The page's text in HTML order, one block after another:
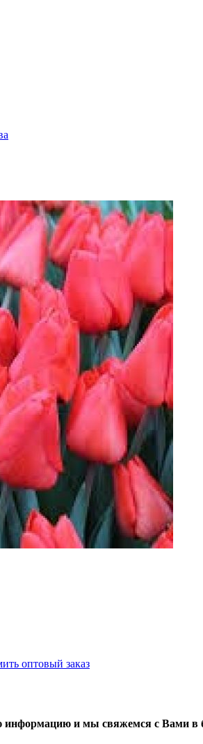
оптовый заказ
информацию и мы свяжемся с Вами в